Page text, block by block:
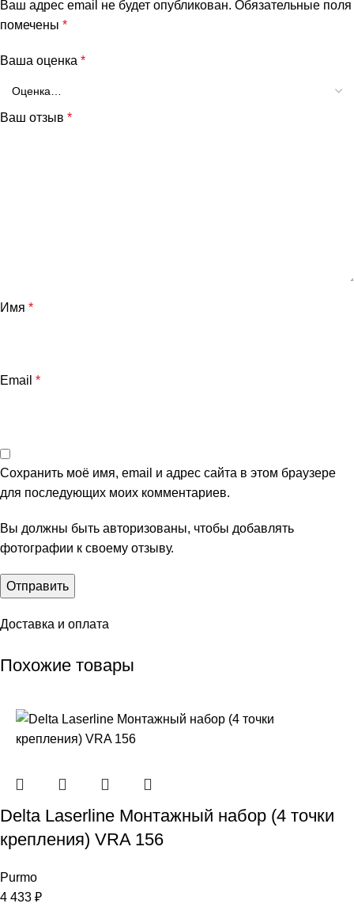
Ваш адрес email не будет опубликован. Обязательные поля
помечены *
Ваша оценка *
Ваш отзыв *
Имя *
Email *
Сохранить моё имя, email и адрес сайта в этом браузере
для последующих моих комментариев.
Вы должны быть авторизованы, чтобы добавлять
фотографии к своему отзыву.
Доставка и оплата
Похожие товары
Delta Laserline Монтажный набор (4 точки
крепления) VRA 156
Purmo
4 433 ₽